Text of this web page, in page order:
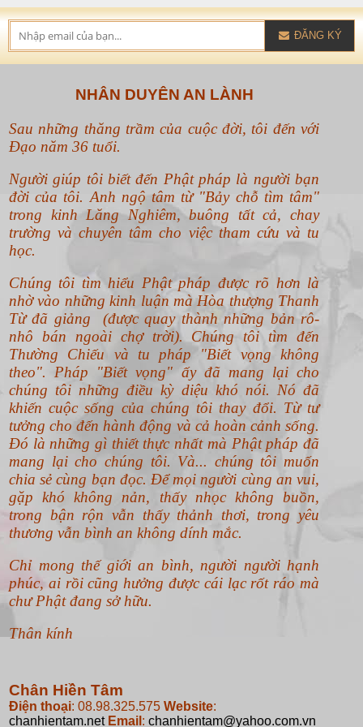
ĐĂNG KÝ
NHÂN DUYÊN AN LÀNH
Sau những thăng trầm của cuộc đời, tôi đến với
Đạo năm 36 tuổi.
Người giúp tôi biết đến Phật pháp là người bạn
đời của tôi. Anh ngộ tâm từ "Bảy chỗ tìm tâm"
trong kinh Lăng Nghiêm, buông tất cả, chay
trường và chuyên tâm cho việc tham cứu và tu
học.
Chúng tôi tìm hiểu Phật pháp được rõ hơn là
nhờ vào những kinh luận mà Hòa thượng Thanh
Từ đã giảng (được quay thành những bản rô-
nhô bán ngoài chợ trời). Chúng tôi tìm đến
Thường Chiếu và tu pháp "Biết vọng không
theo". Pháp "Biết vọng" ấy đã mang lại cho
chúng tôi những điều kỳ diệu khó nói. Nó đã
khiến cuộc sống của chúng tôi thay đổi. Từ tư
tưởng cho đến hành động và cả hoàn cảnh sống.
Đó là những gì thiết thực nhất mà Phật pháp đã
mang lại cho chúng tôi. Và... chúng tôi muốn
chia sẻ cùng bạn đọc. Để mọi người cùng an vui,
gặp khó không nản, thấy nhọc không buồn,
trong bận rộn vẫn thấy thảnh thơi, trong yêu
thương vẫn bình an không dính mắc.
Chỉ mong thế giới an bình, người người hạnh
phúc, ai rồi cũng hưởng được cái lạc rốt ráo mà
chư Phật đang sở hữu.
Thân kính
Chân Hiền Tâm
Điện thoại: 08.98.325.575 Website:
chanhientam.net Email : chanhientam@yahoo.com.vn